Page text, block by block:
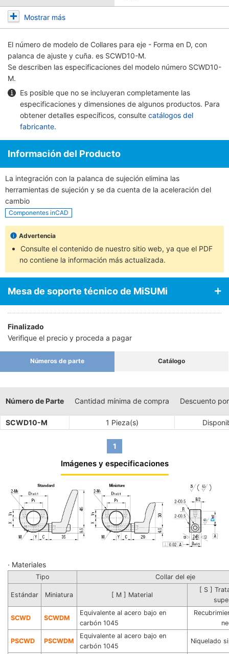
Mostrar más
El número de modelo de Collares para eje - Forma en D, con
palanca de ajuste y cuña. es SCWD10-M.
Se describen las especificaciones del modelo número SCWD10-
M.
Es posible que no se incluyeran completamente las
especificaciones y dimensiones de algunos productos. Para
obtener detalles específicos, consulte catálogos del
fabricante.
Información del Producto
La integración con la palanca de sujeción elimina las
herramientas de sujeción y se da cuenta de la aceleración del
cambio
Componentes inCAD
Advertencia
Consulte el contenido de nuestro sitio web, ya que el PDF
no contiene la información más actualizada.
Mesa de soporte técnico de MiSUMi
Finalizado
Verifique el precio y proceda a pagar
Números de parte Catálogo
Número de Parte Cantidad mínima de compra Descuento
SCWD10-M 1 Pieza(s)
1
Imágenes y especificaciones
· Materiales
Tipo Collar del eje
Estándar Miniatura [ M ] Material
[ S ]
SCWD SCWDM
Equivalente al acero bajo en
carbón 1045
PSCWD PSCWDM
Equivalente al acero bajo en
carbón 1045
Niquelado